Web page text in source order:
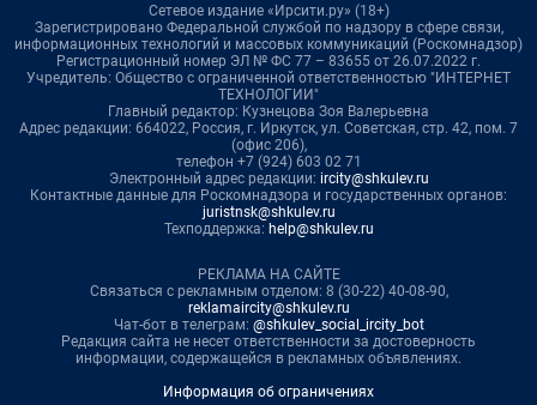
Сетевое издание «Ирсити.ру» (18+)
Зарегистрировано Федеральной службой по надзору в сфере связи,
информационных технологий и массовых коммуникаций (Роскомнадзор)
Регистрационный номер ЭЛ № ФС 77 – 83655 от 26.07.2022 г.
Учредитель: Общество с ограниченной ответственностью "ИНТЕРНЕТ
ТЕХНОЛОГИИ"
Главный редактор: Кузнецова Зоя Валерьевна
Адрес редакции: 664022, Россия, г. Иркутск, ул. Советская, стр. 42, пом. 7
(офис 206),
телефон +7 (924) 603 02 71
Электронный адрес редакции: ircity@shkulev.ru
Контактные данные для Роскомнадзора и государственных органов:
juristnsk@shkulev.ru
Техподдержка: help@shkulev.ru
РЕКЛАМА НА САЙТЕ
Связаться с рекламным отделом: 8 (30-22) 40-08-90,
reklamaircity@shkulev.ru
Чат-бот в телеграм: @shkulev_social_ircity_bot
Редакция сайта не несет ответственности за достоверность
информации, содержащейся в рекламных объявлениях.
Информация об ограничениях